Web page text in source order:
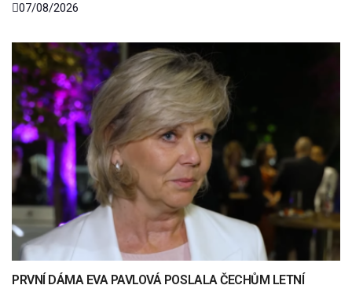
07/08/2026
PRVNÍ DÁMA EVA PAVLOVÁ POSLALA ČECHŮM LETNÍ